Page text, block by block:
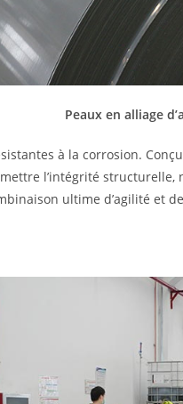
Peaux en alliage
à la corrosion.
l’intégrité structurelle,
ultime d’agilité et